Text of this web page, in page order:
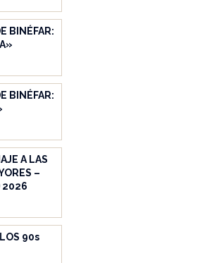
BINÉFAR:
BINÉFAR:
A LAS
–
2026
90s